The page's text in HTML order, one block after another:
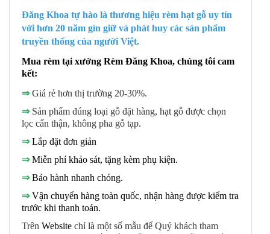
Đăng Khoa tự hào là thương hiệu rèm hạt gỗ uy tín
với hơn 20 năm gìn giữ và phát huy các sản phẩm
truyền thống của người Việt.
Mua rèm tại xưởng Rèm Đăng Khoa, chúng tôi cam
kết:
⇒Giá rẻ hơn thị trường 20-30%.
⇒Sản phẩm đúng loại gỗ đặt hàng, hạt gỗ được chọn
lọc cẩn thận, không pha gỗ tạp.
⇒ Lắp đặt đơn giản
⇒ Miễn phí khảo sát, tặng kèm phụ kiện.
⇒ Bảo hành nhanh chóng.
⇒Vận chuyển hàng toàn quốc, nhận hàng được kiểm tra
trước khi thanh toán.
Trên Website chỉ là một số mẫu để Quý khách tham